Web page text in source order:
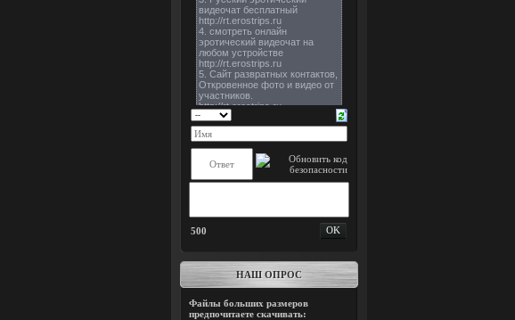
500
НАШ ОПРОС
Файлы больших размеров
предпочитаете скачивать: